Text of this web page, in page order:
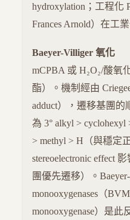
hydroxylation；工程化
Frances Arnold）在工
Baeyer-Villiger 氧化
mCPBA 或 H₂O₂/酸氧
酯）。機制經由
adduct），遷移基團的
為 3° alkyl > cyclohexyl
> methyl > H（與穩定
stereoelectronic effect
團優先遷移）。
monooxygenases（
monooxygenase）是